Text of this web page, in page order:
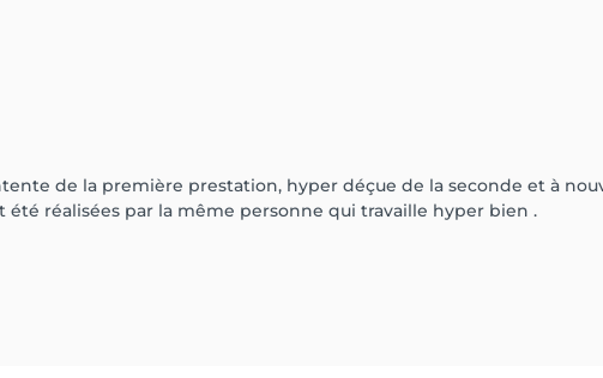
de la première prestation, hyper déçue de la seconde et à
réalisées par la même personne qui travaille hyper bien .